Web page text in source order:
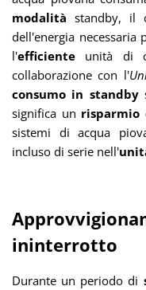
modalità standby, il
dell'energia necessaria
l'efficiente unità di
collaborazione con l'
consumo in standby
significa un risparmio
sistemi di acqua
incluso di serie nell'
ininterrotto
Durante un periodo di